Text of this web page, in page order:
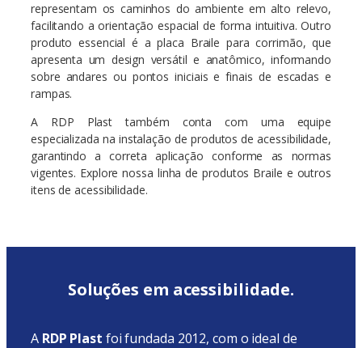
representam os caminhos do ambiente em alto relevo,
facilitando a orientação espacial de forma intuitiva. Outro
produto essencial é a placa Braile para corrimão, que
apresenta um design versátil e anatômico, informando
sobre andares ou pontos iniciais e finais de escadas e
rampas.
A RDP Plast também conta com uma equipe
especializada na instalação de produtos de acessibilidade,
garantindo a correta aplicação conforme as normas
vigentes. Explore nossa linha de produtos Braile e outros
itens de acessibilidade.
Soluções em acessibilidade.
A RDP Plast foi fundada 2012, com o ideal de